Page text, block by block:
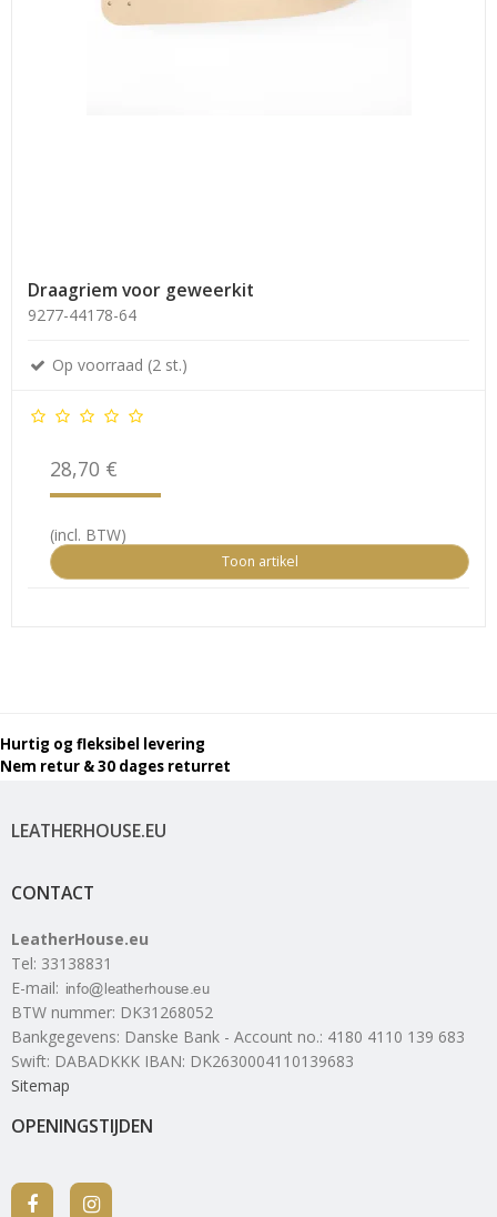
Draagriem voor geweerkit
9277-44178-64
Op voorraad (2 st.)
28,70 €
(incl. BTW)
Toon artikel
LEATHERHOUSE.EU
CONTACT
LeatherHouse.eu
Tel: 33138831
E-mail:
BTW nummer: DK31268052
Bankgegevens: Danske Bank - Account no.: 4180 4110 139 683
Swift: DABADKKK IBAN: DK2630004110139683
Sitemap
OPENINGSTIJDEN
Hurtig og fleksibel levering
Nem retur & 30 dages returret